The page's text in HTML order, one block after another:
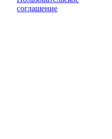
соглашение